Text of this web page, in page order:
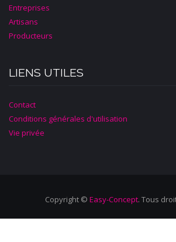
Entreprises
Artisans
Producteurs
LIENS UTILES
Contact
Conditions générales d'utilisation
Vie privée
Copyright © Easy-Concept. Tous